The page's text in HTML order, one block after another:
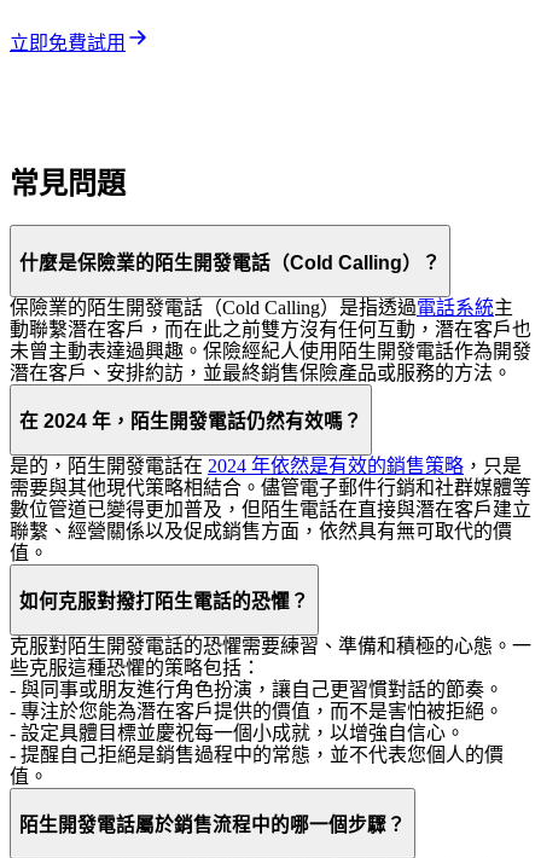
立即免費試用
常見問題
什麼是保險業的陌生開發電話（Cold Calling）？
保險業的陌生開發電話（Cold Calling）是指透過電話系統主
動聯繫潛在客戶，而在此之前雙方沒有任何互動，潛在客戶也
未曾主動表達過興趣。保險經紀人使用陌生開發電話作為開發
潛在客戶、安排約訪，並最終銷售保險產品或服務的方法。
在 2024 年，陌生開發電話仍然有效嗎？
是的，陌生開發電話在 2024 年依然是有效的銷售策略 ，只是
需要與其他現代策略相結合。儘管電子郵件行銷和社群媒體等
數位管道已變得更加普及，但陌生電話在直接與潛在客戶建立
聯繫、經營關係以及促成銷售方面，依然具有無可取代的價
值。
如何克服對撥打陌生電話的恐懼？
克服對陌生開發電話的恐懼需要練習、準備和積極的心態。一
些克服這種恐懼的策略包括：
- 與同事或朋友進行角色扮演，讓自己更習慣對話的節奏。
- 專注於您能為潛在客戶提供的價值，而不是害怕被拒絕。
- 設定具體目標並慶祝每一個小成就，以增強自信心。
- 提醒自己拒絕是銷售過程中的常態，並不代表您個人的價
值。
陌生開發電話屬於銷售流程中的哪一個步驟？